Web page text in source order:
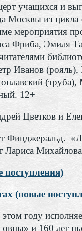
учащихся и
Москвы из
мероприятия
Фриба, Эмиля
Иванов (рояль),
12+
Цветков и
Фицджеральд.
Лариса
(новые
году
и 160 лет